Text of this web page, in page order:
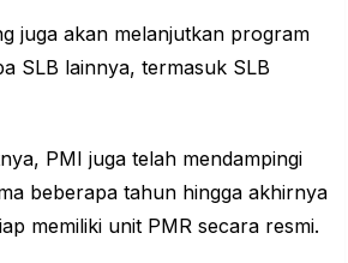
juga akan melanjutkan program
SLB lainnya, termasuk SLB
PMI juga telah mendampingi
beberapa tahun hingga akhirnya
memiliki unit PMR secara resmi.